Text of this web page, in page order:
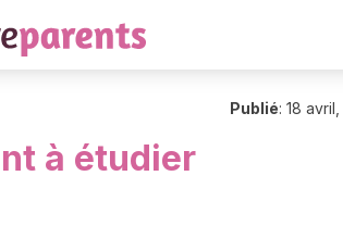
à étudier
Publié: 18